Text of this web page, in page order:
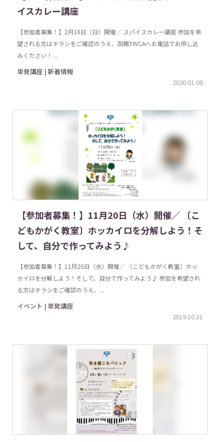
イスカレー講座
【参加者募集！】2月16日（日）開催／ スパイスカレー講座 参加を希
望される方はチラシをご確認のうえ、函館YWCAへお電話でお申し込
みください！ ...
単発講座 | 新着情報
2020.01.08
【参加者募集！】11月20日（水）開催／ 〔こ
どもかがく教室〕ホッカイロを分解しよう！そ
して、自分で作ってみよう♪
【参加者募集！】11月20日（水）開催／ 〔こどもかがく教室〕ホッ
カイロを分解しよう！そして、自分で作ってみよう♪ 参加を希望され
る方はチラシをご確認のうえ、...
イベント | 単発講座
2019.10.31